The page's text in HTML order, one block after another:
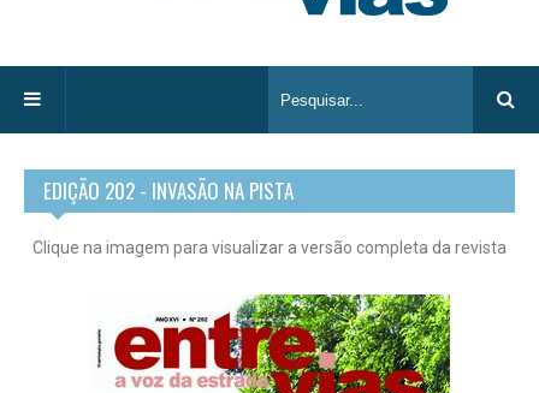
EDIÇÃO 202 - INVASÃO NA PISTA
Clique na imagem para visualizar a versão completa da revista